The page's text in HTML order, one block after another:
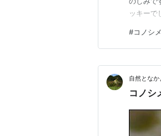
ッキーで
#コノシ
自然となか
コノシ